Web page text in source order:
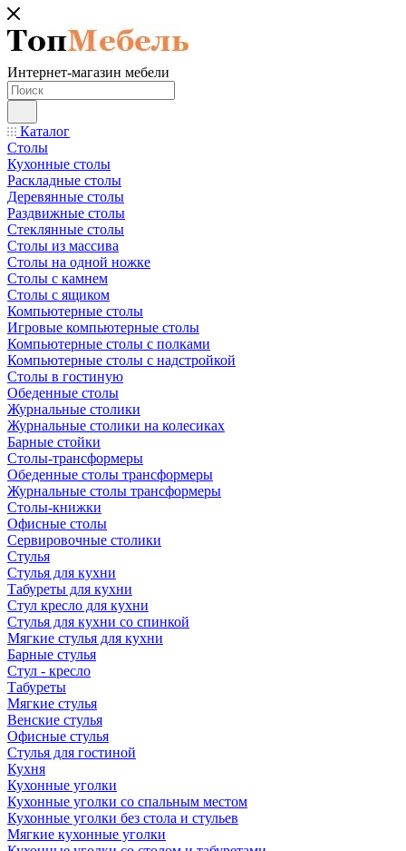
Интернет-магазин мебели
Каталог
Столы
Кухонные столы
Раскладные столы
Деревянные столы
Раздвижные столы
Стеклянные столы
Столы из массива
Столы на одной ножке
Столы с камнем
Столы с ящиком
Компьютерные столы
Игровые компьютерные столы
Компьютерные столы с полками
Компьютерные столы с надстройкой
Столы в гостиную
Обеденные столы
Журнальные столики
Журнальные столики на колесиках
Барные стойки
Столы-трансформеры
Обеденные столы трансформеры
Журнальные столы трансформеры
Столы-книжки
Офисные столы
Сервировочные столики
Стулья
Стулья для кухни
Табуреты для кухни
Стул кресло для кухни
Стулья для кухни со спинкой
Мягкие стулья для кухни
Барные стулья
Стул - кресло
Табуреты
Мягкие стулья
Венские стулья
Офисные стулья
Стулья для гостиной
Кухня
Кухонные уголки
Кухонные уголки со спальным местом
Кухонные уголки без стола и стульев
Мягкие кухонные уголки